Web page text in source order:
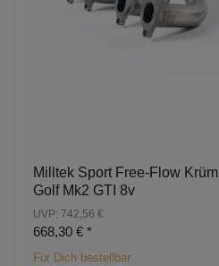
Milltek Sport Free-Flow
Golf Mk2 GTI 8v
UVP: 742,56 €
668,30 € *
Für Dich bestellbar